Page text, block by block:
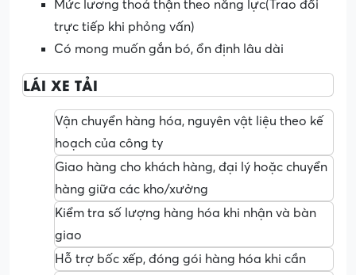
Mức lương thoả thận theo năng lực(Trao đổi
trực tiếp khi phỏng vấn)
Có mong muốn gắn bó, ổn định lâu dài
LÁI XE TẢI
Vận chuyển hàng hóa, nguyên vật liệu theo kế
hoạch của công ty
Giao hàng cho khách hàng, đại lý hoặc chuyển
hàng giữa các kho/xưởng
Kiểm tra số lượng hàng hóa khi nhận và bàn
giao
Hỗ trợ bốc xếp, đóng gói hàng hóa khi cần